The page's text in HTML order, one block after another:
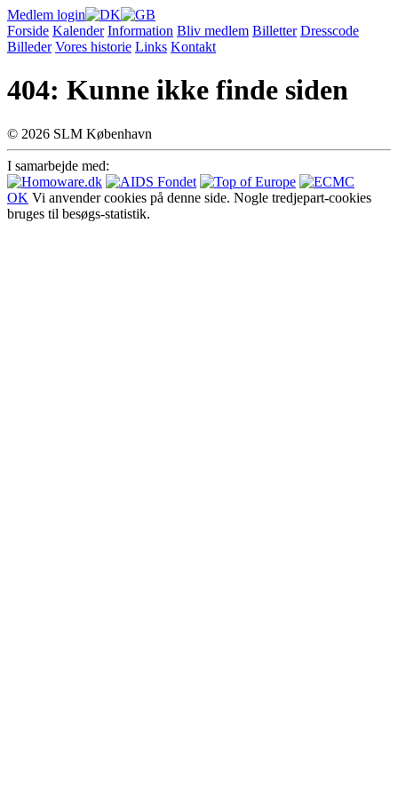
Medlem login
Forside Kalender Information Bliv medlem Billetter Dresscode
Billeder Vores historie Links Kontakt
404: Kunne ikke finde siden
© 2026 SLM København
I samarbejde med:
OK Vi anvender cookies på denne side. Nogle tredjepart-cookies
bruges til besøgs-statistik.